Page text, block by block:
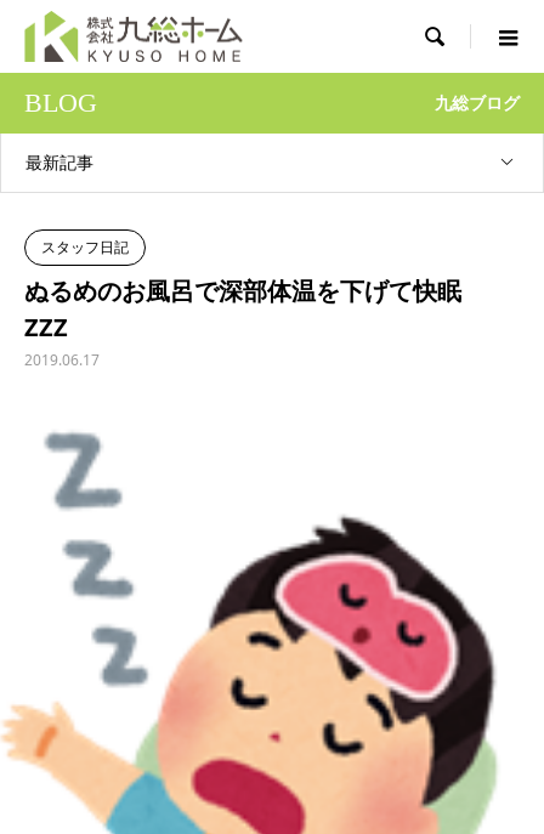

BLOG 九総ブログ
最新記事
スタッフ日記
ぬるめのお風呂で深部体温を下げて快眠
ZZZ
2019.06.17